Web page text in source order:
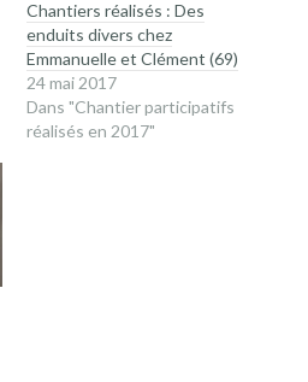
Chantiers réalisés : Des
enduits divers chez
Emmanuelle et Clément (69)
24 mai 2017
Dans "Chantier participatifs
réalisés en 2017"